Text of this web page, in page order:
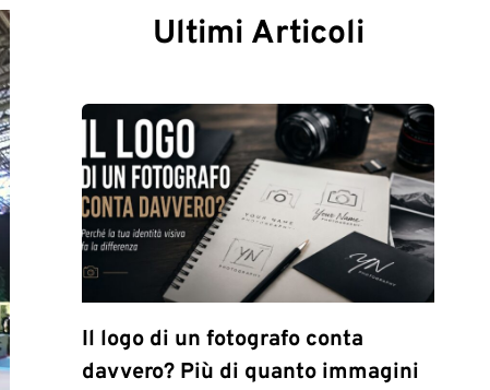
Ultimi Articoli
Il logo di un fotografo conta
davvero? Più di quanto immagini